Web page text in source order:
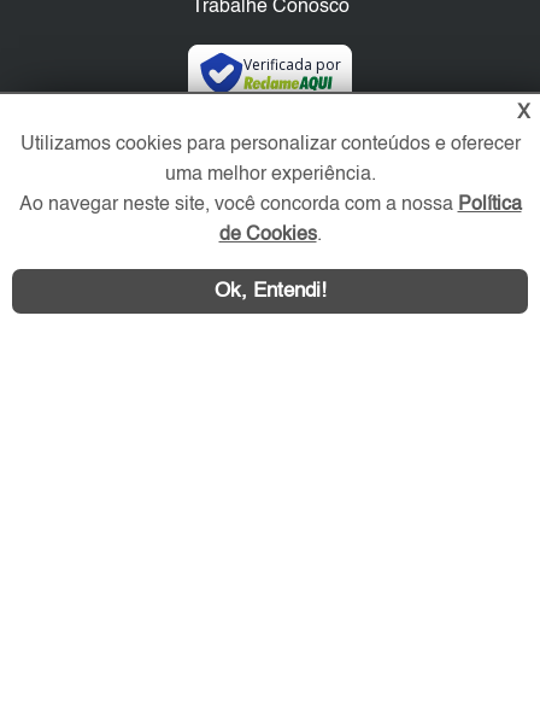
Trabalhe Conosco
Verificada por
Redes Sociais
X
Utilizamos cookies para personalizar conteúdos e oferecer
uma melhor experiência.
Ao navegar neste site, você concorda com a nossa Política
de Cookies.
Ok, Entendi!